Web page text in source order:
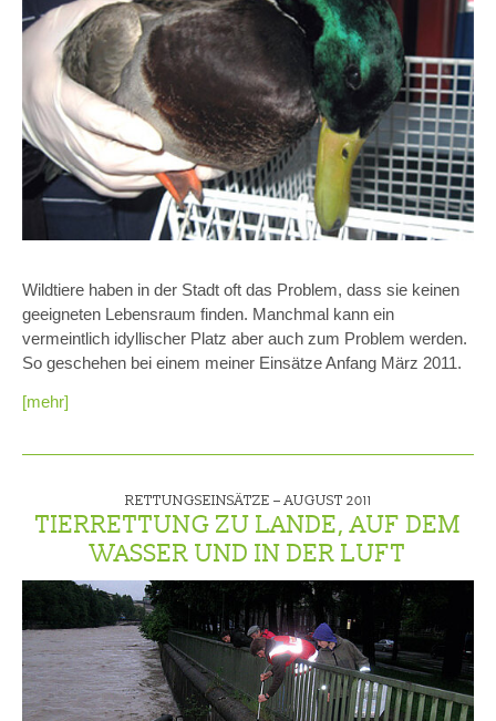
Wildtiere haben in der Stadt oft das Problem, dass sie keinen
geeigneten Lebensraum finden. Manchmal kann ein
vermeintlich idyllischer Platz aber auch zum Problem werden.
So geschehen bei einem meiner Einsätze Anfang März 2011.
[mehr]
RETTUNGSEINSÄTZE –AUGUST 2011
TIERRETTUNG ZU LANDE, AUF DEM
WASSER UND IN DER LUFT